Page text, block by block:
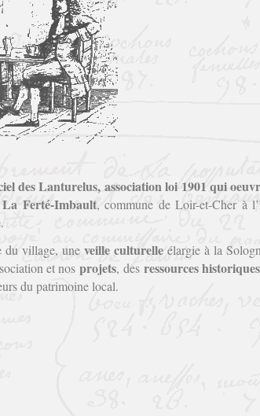
des Lanturelus, association loi1901 qui
Ferté-Imbault, commune de Loir-et-Cher à
du village, uneveille culturelle élargie à la
et nosprojets, des ressources historiques
du patrimoine local.